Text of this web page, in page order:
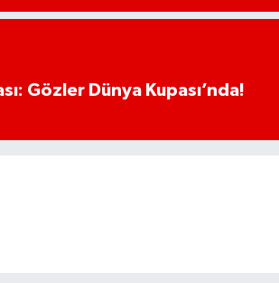
Gözler Dünya Kupası’nda!